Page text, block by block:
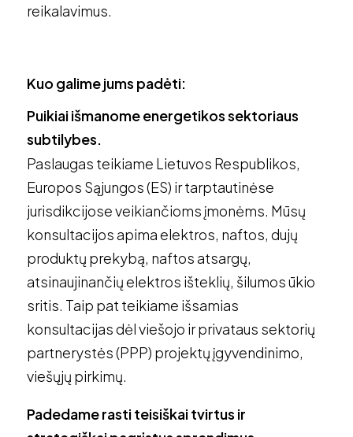
reikalavimus.
Kuo galime jums padėti:
Puikiai išmanome energetikos sektoriaus
subtilybes.
Paslaugas teikiame Lietuvos Respublikos,
Europos Sąjungos (ES) ir tarptautinėse
jurisdikcijose veikiančioms įmonėms. Mūsų
konsultacijos apima elektros, naftos, dujų
produktų prekybą, naftos atsargų,
atsinaujinančių elektros išteklių, šilumos ūkio
sritis. Taip pat teikiame išsamias
konsultacijas dėl viešojo ir privataus sektorių
partnerystės (PPP) projektų įgyvendinimo,
viešųjų pirkimų.
Padedame rasti teisiškai tvirtus ir